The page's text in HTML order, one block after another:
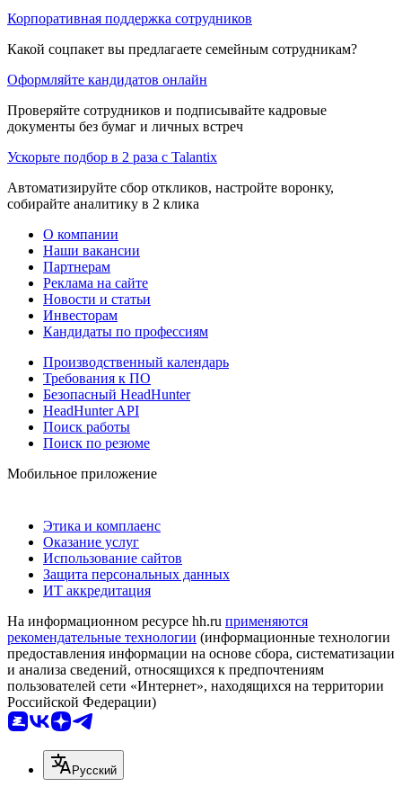
Корпоративная поддержка сотрудников
Какой соцпакет вы предлагаете семейным сотрудникам?
Оформляйте кандидатов онлайн
Проверяйте сотрудников и подписывайте кадровые
документы без бумаг и личных встреч
Ускорьте подбор в 2 раза с Talantix
Автоматизируйте сбор откликов, настройте воронку,
собирайте аналитику в 2 клика
О компании
Наши вакансии
Партнерам
Реклама на сайте
Новости и статьи
Инвесторам
Кандидаты по профессиям
Производственный календарь
Требования к ПО
Безопасный HeadHunter
HeadHunter API
Поиск работы
Поиск по резюме
Мобильное приложение
Этика и комплаенс
Оказание услуг
Использование сайтов
Защита персональных данных
ИТ аккредитация
На информационном ресурсе hh.ru применяются
рекомендательные технологии (информационные технологии
предоставления информации на основе сбора, систематизации
и анализа сведений, относящихся к предпочтениям
пользователей сети «Интернет», находящихся на территории
Российской Федерации)
Русский